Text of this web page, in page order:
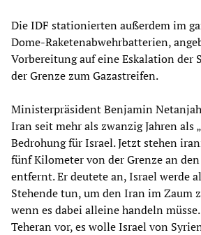
Die IDF stationierten außerdem im
Dome-Raketenabwehrbatterien,
Vorbereitung auf eine Eskalation der
der Grenze zum Gazastreifen.
Ministerpräsident Benjamin
Iran seit mehr als zwanzig Jahren als
Bedrohung für Israel. Jetzt stehen
fünf Kilometer von der Grenze an
entfernt. Er deutete an, Israel werde
Stehende tun, um den Iran im Zaum
wenn es dabei alleine handeln
Teheran vor, es wolle Israel von